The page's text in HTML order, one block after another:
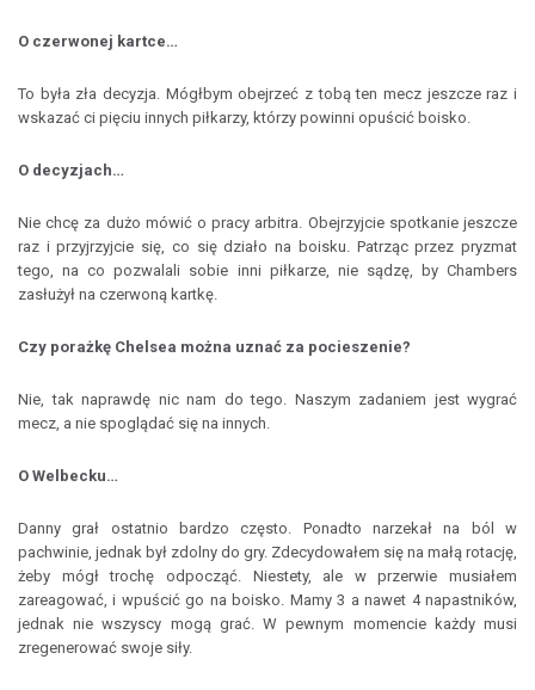
O czerwonej kartce…
To była zła decyzja. Mógłbym obejrzeć z tobą ten mecz jeszcze raz i
wskazać ci pięciu innych piłkarzy, którzy powinni opuścić boisko.
O decyzjach…
Nie chcę za dużo mówić o pracy arbitra. Obejrzyjcie spotkanie jeszcze
raz i przyjrzyjcie się, co się działo na boisku. Patrząc przez pryzmat
tego, na co pozwalali sobie inni piłkarze, nie sądzę, by Chambers
zasłużył na czerwoną kartkę.
Czy porażkę Chelsea można uznać za pocieszenie?
Nie, tak naprawdę nic nam do tego. Naszym zadaniem jest wygrać
mecz, a nie spoglądać się na innych.
O Welbecku…
Danny grał ostatnio bardzo często. Ponadto narzekał na ból w
pachwinie, jednak był zdolny do gry. Zdecydowałem się na małą rotację,
żeby mógł trochę odpocząć. Niestety, ale w przerwie musiałem
zareagować, i wpuścić go na boisko. Mamy 3 a nawet 4 napastników,
jednak nie wszyscy mogą grać. W pewnym momencie każdy musi
zregenerować swoje siły.